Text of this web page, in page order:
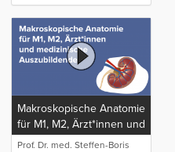
Makroskopische Anatomie
für M1, M2, Ärzt*innen und
medizinische
Prof. Dr. med. Steffen-Boris